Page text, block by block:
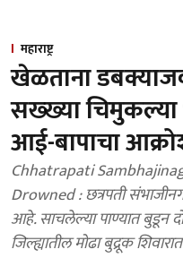
महाराष्ट्र
खेळताना
सख्ख्या चिमुकल्या
आई-बापाचा
Chhatrapati
Drowned : छत्रपती
आहे. साचलेल्या पाण्यात बुडून
जिल्ह्यातील मोढा बुद्रूक